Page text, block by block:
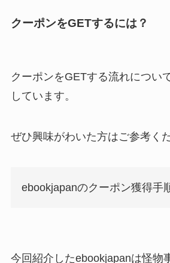
クーポンをGETするには？
クーポンをGETする流れについ
しています。
ぜひ興味がわいた方はご参考くだ
ebookjapanのクーポン獲得手
今回紹介したebookjapanは怪物